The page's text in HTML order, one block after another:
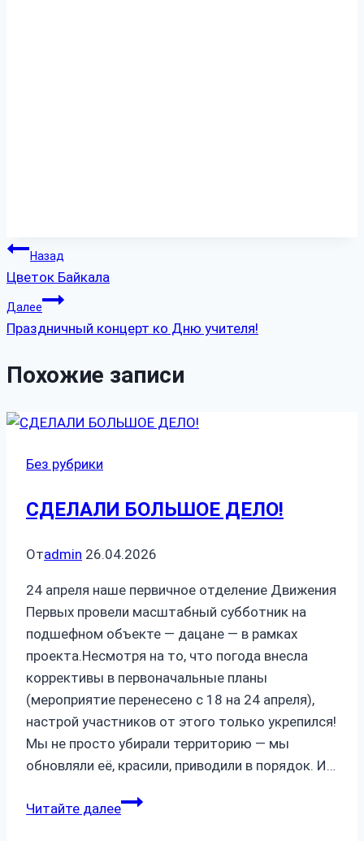
Навигация
по
записям
Назад
Цветок Байкала
Далее
Праздничный концерт ко Дню учителя!
Похожие записи
Без рубрики
СДЕЛАЛИ БОЛЬШОЕ ДЕЛО!
Отadmin 26.04.2026
24 апреля наше первичное отделение Движения
Первых провели масштабный субботник на
подшефном объекте — дацане — в рамках
проекта.Несмотря на то, что погода внесла
коррективы в первоначальные планы
(мероприятие перенесено с 18 на 24 апреля),
настрой участников от этого только укрепился!
Мы не просто убирали территорию — мы
обновляли её, красили, приводили в порядок. И…
Читайте далееСДЕЛАЛИ